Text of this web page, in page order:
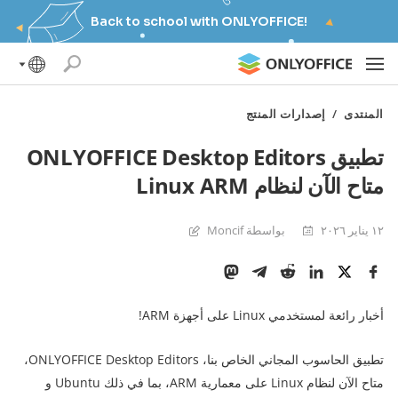
Back to school with ONLYOFFICE!
المنتدى / إصدارات المنتج
تطبيق ONLYOFFICE Desktop Editors
متاح الآن لنظام Linux ARM
١٢ يناير ٢٠٢٦ بواسطة Moncif
أخبار رائعة لمستخدمي Linux على أجهزة ARM!
تطبيق الحاسوب المجاني الخاص بنا، ONLYOFFICE Desktop Editors،
متاح الآن لنظام Linux على معمارية ARM، بما في ذلك Ubuntu و